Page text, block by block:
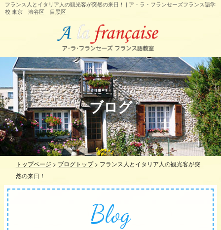
フランス人とイタリア人の観光客が突然の来日！ | ア・ラ・フランセーズフランス語学
校 東京 渋谷区 目黒区
ブログ
トップページ > ブログトップ> フランス人とイタリア人の観光客が突
然の来日！
Blog